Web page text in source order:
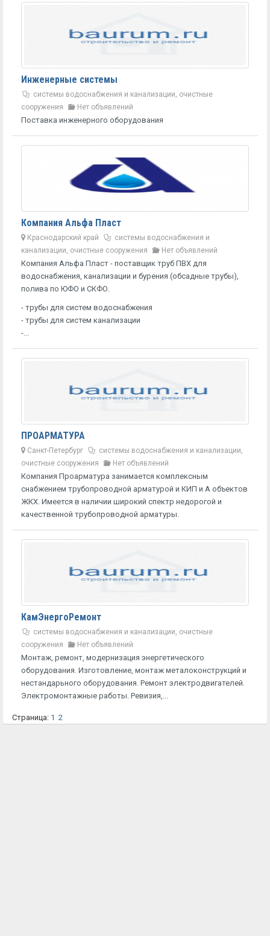
Инженерные системы
системы водоснабжения и канализации, очистные
сооружения
Нет объявлений
Поставка инженерного оборудования
Компания Альфа Пласт
Краснодарский край
системы водоснабжения и
канализации, очистные сооружения
Нет объявлений
Компания Альфа Пласт - поставщик труб ПВХ для
водоснабжения, канализации и бурения (обсадные трубы),
полива по ЮФО и СКФО.
- трубы для систем водоснабжения
- трубы для систем канализации
-...
ПРОАРМАТУРА
Санкт-Петербург
системы водоснабжения и канализации,
очистные сооружения
Нет объявлений
Компания Проарматура занимается комплексным
снабжением трубопроводной арматурой и КИП и А объектов
ЖКХ. Имеется в наличии широкий спектр недорогой и
качественной трубопроводной арматуры.
КамЭнергоРемонт
системы водоснабжения и канализации, очистные
сооружения
Нет объявлений
Монтаж, ремонт, модернизация энергетического
оборудования. Изготовление, монтаж металоконструкций и
нестандарьного оборудования. Ремонт электродвигателей.
Электромонтажные работы. Ревизия,...
Страница: 1 2